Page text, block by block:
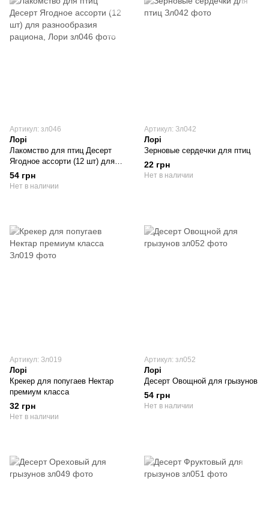
Артикул: зл046
Лорі
Лакомство для птиц Десерт
Ягодное ассорти (12 шт) для
разнообразия рациона, Лори
54 грн
Нет в наличии
Артикул: Зл042
Лорі
Зерновые сердечки для птиц
22 грн
Нет в наличии
Артикул: Зл019
Лорі
Крекер для попугаев Нектар
премиум класса
32 грн
Нет в наличии
Артикул: зл052
Лорі
Десерт Овощной для грызунов
54 грн
Нет в наличии